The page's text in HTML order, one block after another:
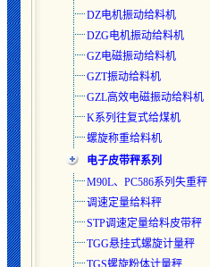
DZ电机振动给料机
DZG电机振动给料机
GZ电磁振动给料机
GZT振动给料机
GZL高效电磁振动给料机
K系列往复式给煤机
螺旋称重给料机
电子皮带秤系列
M90L、PC586系列失重秤
调速定量给料秤
STP调速定量给料皮带秤
TGG悬挂式螺旋计量秤
TGS螺旋粉体计量秤